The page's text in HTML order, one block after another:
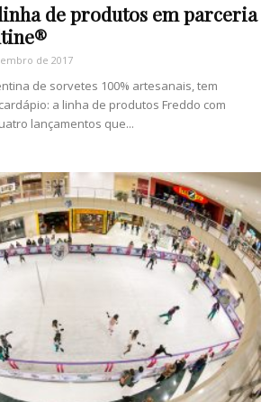
de produtos em parceria
de 2017
de sorvetes 100% artesanais, tem
a linha de produtos Freddo com
lançamentos que...